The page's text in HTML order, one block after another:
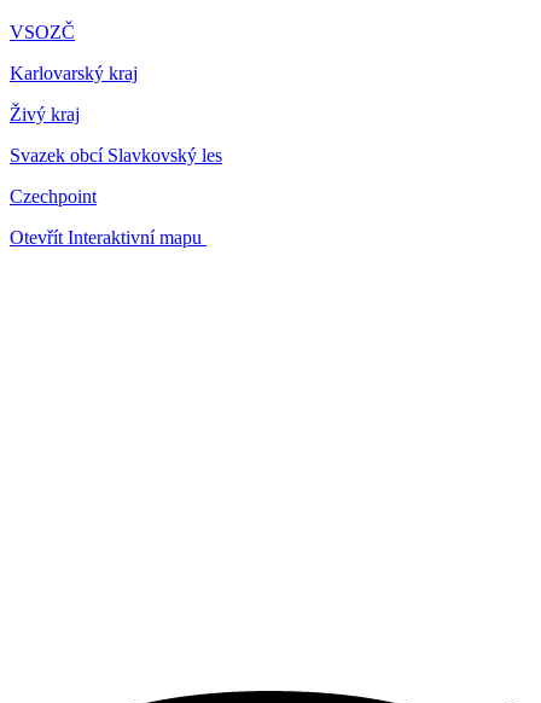
VSOZČ
Karlovarský kraj
Živý kraj
Svazek obcí Slavkovský les
Czechpoint
Otevřít Interaktivní mapu